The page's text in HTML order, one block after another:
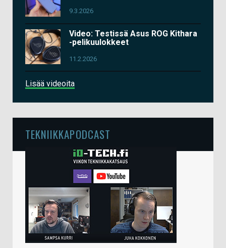
9.3.2026
Video: Testissä Asus ROG Kithara
-pelikuulokkeet
11.2.2026
Lisää videoita
TEKNIIKKAPODCAST